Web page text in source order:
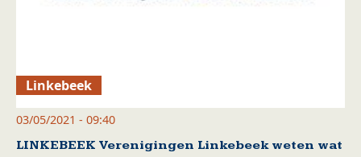
Linkebeek
03/05/2021 - 09:40
LINKEBEEK Verenigingen Linkebeek weten wat